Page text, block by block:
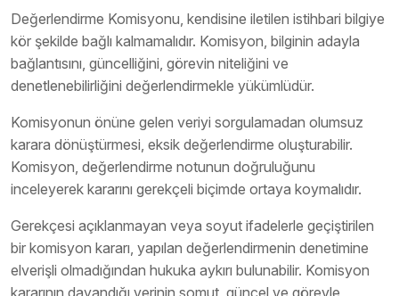
Değerlendirme Komisyonu, kendisine iletilen istihbari bilgiye
kör şekilde bağlı kalmamalıdır. Komisyon, bilginin adayla
bağlantısını, güncelliğini, görevin niteliğini ve
denetlenebilirliğini değerlendirmekle yükümlüdür.
Komisyonun önüne gelen veriyi sorgulamadan olumsuz
karara dönüştürmesi, eksik değerlendirme oluşturabilir.
Komisyon, değerlendirme notunun doğruluğunu
inceleyerek kararını gerekçeli biçimde ortaya koymalıdır.
Gerekçesi açıklanmayan veya soyut ifadelerle geçiştirilen
bir komisyon kararı, yapılan değerlendirmenin denetimine
elverişli olmadığından hukuka aykırı bulunabilir. Komisyon
kararının dayandığı verinin somut, güncel ve görevle